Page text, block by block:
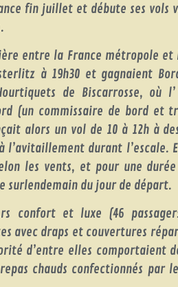
fin juillet et débute ses vols
entre la France métropole et
à 19h30 et gagnaient
de Biscarrosse,
(un commissaire de bord
alors un vol de 10 à 12h à
l’avitaillement durant
les vents, et pour une
du jour de départ.
confort et luxe (46
avec draps et couvertures
d’entre elles comportaient
chauds confectionnés par